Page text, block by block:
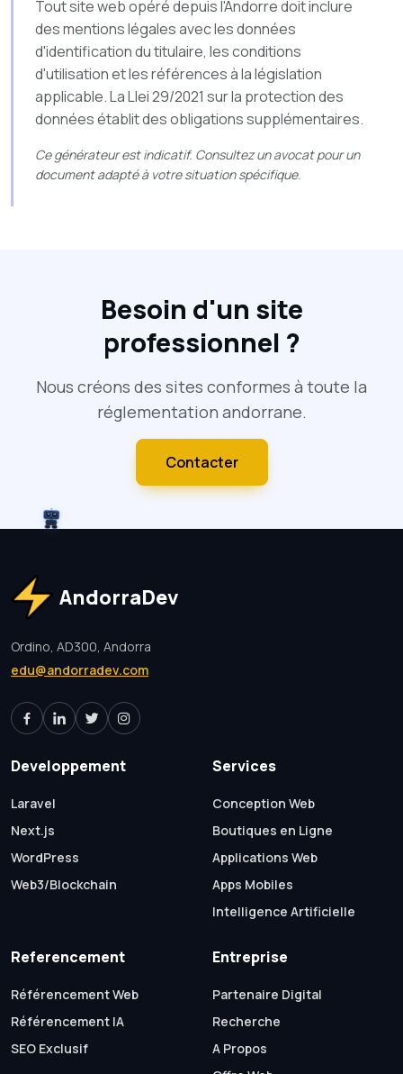
Tout site web opéré depuis l'Andorre doit inclure
des mentions légales avec les données
d'identification du titulaire, les conditions
d'utilisation et les références à la législation
applicable. La Llei 29/2021 sur la protection des
données établit des obligations supplémentaires.
Ce générateur est indicatif. Consultez un avocat pour un
document adapté à votre situation spécifique.
Besoin d'un site
professionnel ?
Nous créons des sites conformes à toute la
réglementation andorrane.
Contacter
AndorraDev
Ordino, AD300, Andorra
edu@andorradev.com
Developpement
Laravel
Next.js
WordPress
Web3/Blockchain
Services
Conception Web
Boutiques en Ligne
Applications Web
Apps Mobiles
Intelligence Artificielle
Referencement
Référencement Web
Référencement IA
SEO Exclusif
Entreprise
Partenaire Digital
Recherche
A Propos